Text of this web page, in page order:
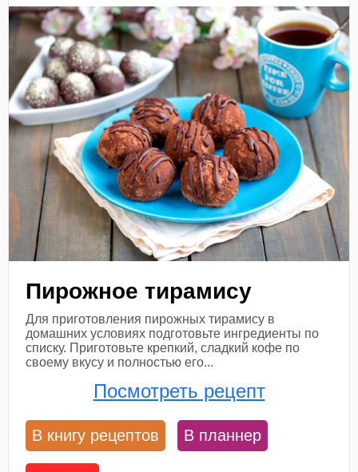
Пирожное тирамису
Для приготовления пирожных тирамису в
домашних условиях подготовьте ингредиенты по
списку. Приготовьте крепкий, сладкий кофе по
своему вкусу и полностью его...
Посмотреть рецепт
В книгу рецептов В планнер